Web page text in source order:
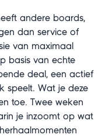
andere boards,
dan service of
van maximaal
basis van echte
deal, een actief
speelt. Wat je deze
toe. Twee weken
je inzoomt op wat